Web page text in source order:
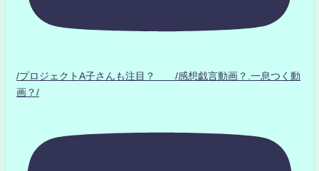
/プロジェクトA子さんも注目？ /感想戯言動画？.一息つく動
画？/